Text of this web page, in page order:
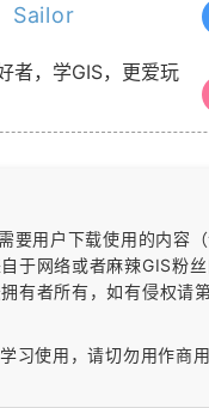
Sailor
者，学GIS，更爱玩
要用户下载使用的内容
于网络或者麻辣GIS粉
有者所有，如有侵权请
习使用，请切勿用作商用